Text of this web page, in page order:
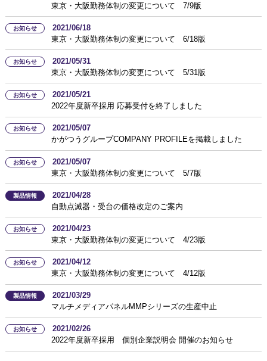
東京・大阪勤務体制の変更について 7/9版
お知らせ
2021/06/18
東京・大阪勤務体制の変更について 6/18版
お知らせ
2021/05/31
東京・大阪勤務体制の変更について 5/31版
お知らせ
2021/05/21
2022年度新卒採用 応募受付を終了しました
お知らせ
2021/05/07
かがつうグループCOMPANY PROFILEを掲載しました
お知らせ
2021/05/07
東京・大阪勤務体制の変更について 5/7版
製品情報
2021/04/28
自動点滅器・受台の価格改定のご案内
お知らせ
2021/04/23
東京・大阪勤務体制の変更について 4/23版
お知らせ
2021/04/12
東京・大阪勤務体制の変更について 4/12版
製品情報
2021/03/29
マルチメディアパネルMMPシリーズの生産中止
お知らせ
2021/02/26
2022年度新卒採用 個別企業説明会 開催のお知らせ